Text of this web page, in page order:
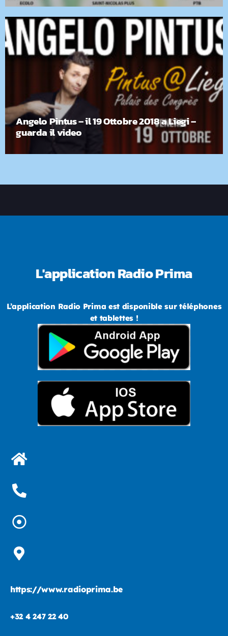
Angelo Pintus – il 19 Ottobre 2018 a Liegi –
guarda il video
L'application Radio Prima
L’application Radio Prima est disponible sur téléphones
et tablettes !
https://www.radioprima.be
+32 4 247 22 40